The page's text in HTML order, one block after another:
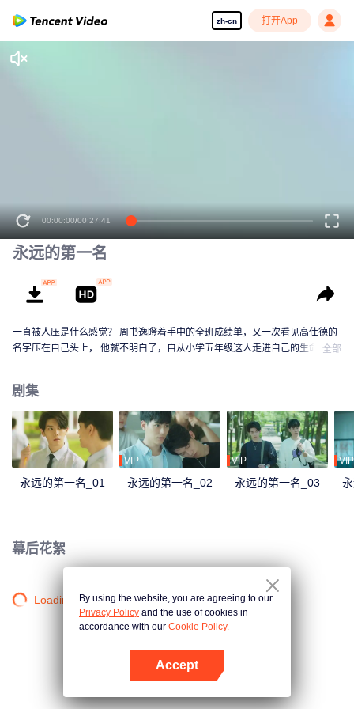
zh-cn 打开App
00:00:00/00:27:41
永远的第一名
一直被人压是什么感觉？ 周书逸瞪着手中的全班成绩单，又一次看见高仕德的
名字压在自己头上， 他就不明白了，自从小学五年级这人走进自己的生命后，
见！ 满心愉悦迎接大学生活的他再度加入自己锺爱的游泳社，一路被捧着，没
想到毕业前迎新生入社传承PK赛上竟然看见高仕德出现！这次，不仅来不及在
暗恋的学姐面前帅气夺冠，还掉进水裡抽筋差点溺水，周书逸只有三个字…好-
想-死! 之后发现学姐和自己最好的朋友交往，他更想撞豆腐自杀，果然遇上高
仕德就是没好事！ 他不知道天地那么大，为何到哪高仕德总跟着他。那个人
说...「我一直看着你」，是要看到什么时候才肯放过他？
全部
剧集
永远的第一名_01
VIP
永远的第一名_02
VIP
永远的第一名_03
VIP
幕后花絮
Loading…By using the website, you are agreeing to our
Privacy Policy and the use of cookies in
accordance with our Cookie Policy.
Accept